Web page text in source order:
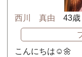
西川 真由 43歳
こんにちは☺️🌼